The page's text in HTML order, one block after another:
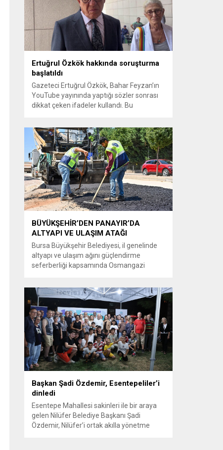
kamuoyunda tepkilere yol açtı. Seçim
sürecinde yaşanan gelişmeler, parti
grupları arasındaki gerilimi artırdı. CHP’nin...
Ertuğrul Özkök hakkında soruşturma
başlatıldı
Gazeteci Ertuğrul Özkök, Bahar Feyzan’ın
YouTube yayınında yaptığı sözler sonrası
dikkat çeken ifadeler kullandı. Bu
‘Cumhurbaşkanına hakaret’ suçundan
re’sen soruşturma başlatıldı. Özkök,
hakkındaki soruşturma kapsamında
Çağlayan’daki İstanbul Adalet Sarayı’na
giderek savcılığa ifade verdi. İfadesinin
ardından adliyeden ayrıldığı bildirildi.
Programdaki sözleri ve savunması...
BÜYÜKŞEHİR’DEN PANAYIR’DA
ALTYAPI VE ULAŞIM ATAĞI
Bursa Büyükşehir Belediyesi, il genelinde
altyapı ve ulaşım ağını güçlendirme
seferberliği kapsamında Osmangazi
Büyükşehir Belediyesi, BUSKİ Genel
Müdürlüğü ve Ulaşım Dairesi Başkanlığı
koordinasyonuyla Osmangazi ilçesine bağlı
Panayır Mahallesi 3’üncü Pınar
Caddesi’nde altyapı ve üstyapıyı yenileme
çalışmalarında sona yaklaştı. Bölgenin en...
Başkan Şadi Özdemir, Esentepeliler’i
dinledi
Esentepe Mahallesi sakinleri ile bir araya
gelen Nilüfer Belediye Başkanı Şadi
Özdemir, Nilüfer’i ortak akılla yönetme